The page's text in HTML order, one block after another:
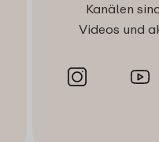
Kanälen
Videos und